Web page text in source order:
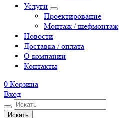
Услуги
Проектирование
Монтаж / шефмонтаж
Новости
Доставка / оплата
О компании
Контакты
0 Корзина
Вход
Искать